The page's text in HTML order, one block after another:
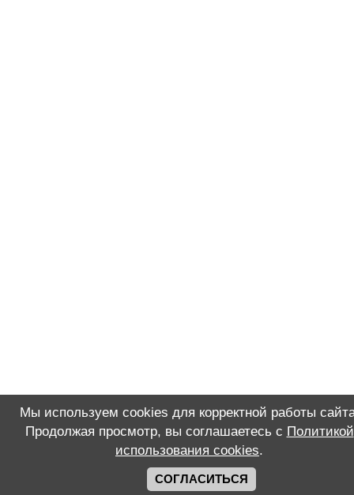
Мы используем cookies для корректной работы
Продолжая просмотр, вы соглашаетесь с Политикой
использования cookies.
СОГЛАСИТЬСЯ